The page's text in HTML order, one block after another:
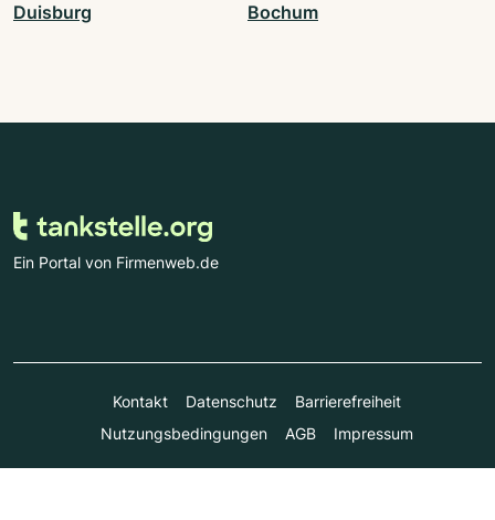
Duisburg Bochum
Ein Portal von Firmenweb.de
Kontakt Datenschutz
Barrierefreiheit
Nutzungsbedingungen
AGB Impressum